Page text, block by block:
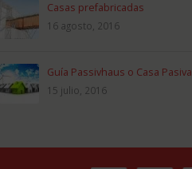
Casas prefabricadas
16 agosto, 2016
Guía Passivhaus o Casa Pasiva
15 julio, 2016